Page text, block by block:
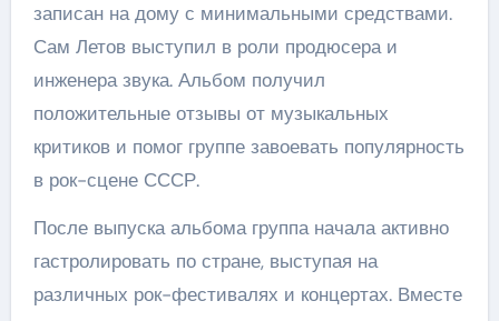
записан на дому с минимальными средствами.
Сам Летов выступил в роли продюсера и
инженера звука. Альбом получил
положительные отзывы от музыкальных
критиков и помог группе завоевать популярность
в рок-сцене СССР.
После выпуска альбома группа начала активно
гастролировать по стране, выступая на
различных рок-фестивалях и концертах. Вместе